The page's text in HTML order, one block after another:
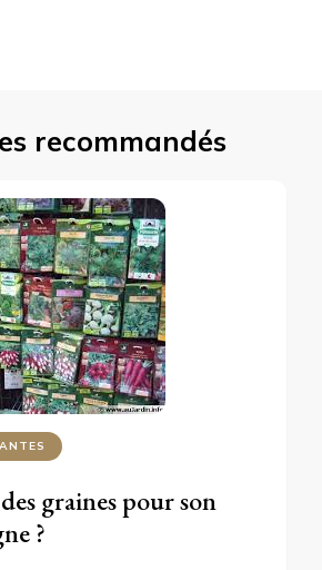
recommandés
graines pour son
?